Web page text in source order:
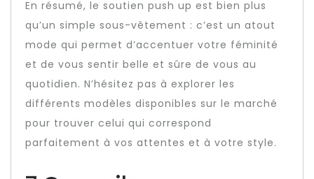
En résumé, le soutien push up est bien plus
qu’un simple sous-vêtement : c’est un atout
mode qui permet d’accentuer votre féminité
et de vous sentir belle et sûre de vous au
quotidien. N’hésitez pas à explorer les
différents modèles disponibles sur le marché
pour trouver celui qui correspond
parfaitement à vos attentes et à votre style.